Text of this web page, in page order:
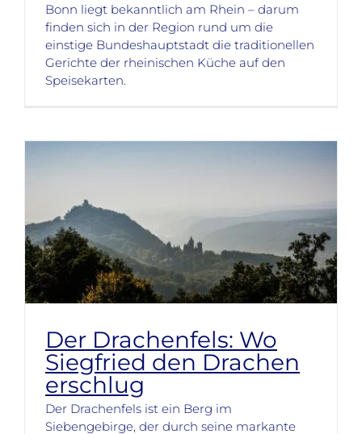
Bonn liegt bekanntlich am Rhein – darum
finden sich in der Region rund um die
einstige Bundeshauptstadt die traditionellen
Gerichte der rheinischen Küche auf den
Speisekarten.
Der Drachenfels: Wo
Siegfried den Drachen
erschlug
Der Drachenfels ist ein Berg im
Siebengebirge, der durch seine markante